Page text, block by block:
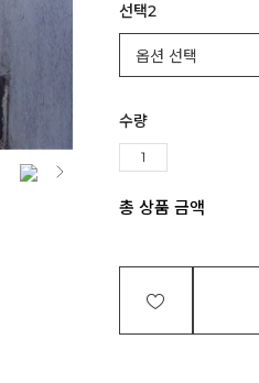
선택2
수량
총 상품 금액